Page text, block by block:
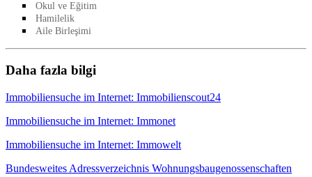
Okul ve Eğitim
Hamilelik
Aile Birleşimi
Daha fazla bilgi
Immobiliensuche im Internet: Immobilienscout24
Immobiliensuche im Internet: Immonet
Immobiliensuche im Internet: Immowelt
Bundesweites Adressverzeichnis Wohnungsbaugenossenschaften